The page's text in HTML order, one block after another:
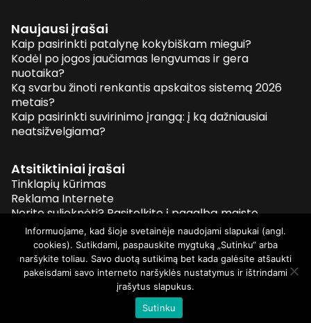
Naujausi įrašai
Kaip pasirinkti patalynę kokybiškam miegui?
Kodėl po jogos jaučiamas lengvumas ir gera
nuotaika?
Ką svarbu žinoti renkantis apskaitos sistemą 2026
metais?
Kaip pasirinkti suvirinimo įrangą: į ką dažniausiai
neatsižvelgiama?
Atsitiktiniai įrašai
Tinklapių kūrimas
Reklama Internete
Norite sulieknėti? Pasitelkite į pagalbą maisto
papildus
Kodėl po jogos jaučiamas lengvumas ir gera
nuotaika?
© 2026 Visos teisės saugomos
Informuojame, kad šioje svetainėje naudojami slapukai (angl.
cookies). Sutikdami, paspauskite mygtuką „Sutinku“ arba
naršykite toliau. Savo duotą sutikimą bet kada galėsite atšaukti
pakeisdami savo interneto naršyklės nustatymus ir ištrindami
įrašytus slapukus.
Sutinku